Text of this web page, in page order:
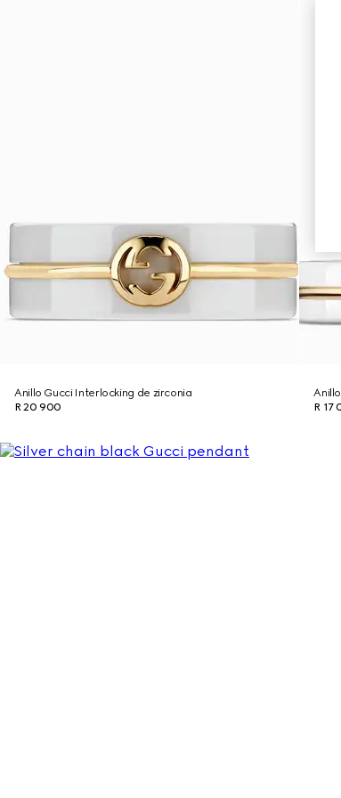
Anillo Gucci Interlocking de zirconia
R 20 900
R 17